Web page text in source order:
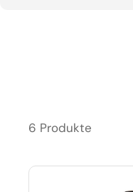
6 Produkte